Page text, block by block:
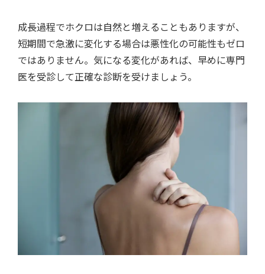
成長過程でホクロは自然と増えることもありますが、
短期間で急激に変化する場合は悪性化の可能性もゼロ
ではありません。気になる変化があれば、早めに専門
医を受診して正確な診断を受けましょう。